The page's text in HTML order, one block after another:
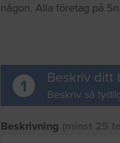
någon. Alla företag på
1 Beskriv ditt
Beskriv så
Beskrivning